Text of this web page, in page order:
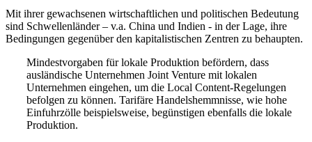
Mit ihrer gewachsenen wirtschaftlichen und politischen Bedeutung
sind Schwellenländer – v.a. China und Indien - in der Lage, ihre
Bedingungen gegenüber den kapitalistischen Zentren zu behaupten.
Mindestvorgaben für lokale Produktion befördern, dass
ausländische Unternehmen Joint Venture mit lokalen
Unternehmen eingehen, um die Local Content-Regelungen
befolgen zu können. Tarifäre Handelshemmnisse, wie hohe
Einfuhrzölle beispielsweise, begünstigen ebenfalls die lokale
Produktion.